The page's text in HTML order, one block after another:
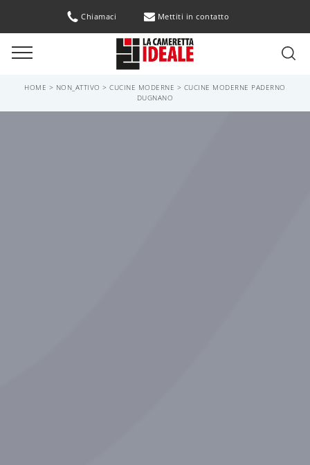
Chiamaci Mettiti in contatto
HOME > NON_ATTIVO >CUCINE MODERNE > CUCINE MODERNE PADERNO
DUGNANO